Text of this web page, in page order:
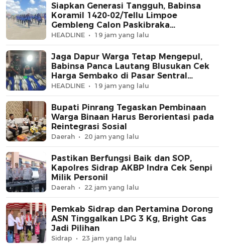
Siapkan Generasi Tangguh, Babinsa
Koramil 1420-02/Tellu Limpoe
Gembleng Calon Paskibraka
Kecamatan
HEADLINE 19 jam yang lalu
Jaga Dapur Warga Tetap Mengepul,
Babinsa Panca Lautang Blusukan Cek
Harga Sembako di Pasar Sentral
Bilokka
HEADLINE 19 jam yang lalu
Bupati Pinrang Tegaskan Pembinaan
Warga Binaan Harus Berorientasi pada
Reintegrasi Sosial
Daerah 20 jam yang lalu
Pastikan Berfungsi Baik dan SOP,
Kapolres Sidrap AKBP Indra Cek Senpi
Milik Personil
Daerah 22 jam yang lalu
Pemkab Sidrap dan Pertamina Dorong
ASN Tinggalkan LPG 3 Kg, Bright Gas
Jadi Pilihan
Sidrap 23 jam yang lalu